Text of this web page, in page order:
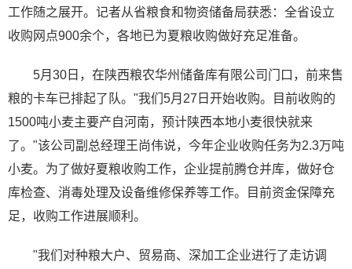
工作随之展开。记者从省粮食和物资储备局获悉：全省设立
收购网点900余个，各地已为夏粮收购做好充足准备。
5月30日，在陕西粮农华州储备库有限公司门口，前来售
粮的卡车已排起了队。"我们5月27日开始收购。目前收购的
1500吨小麦主要产自河南，预计陕西本地小麦很快就来
了。"该公司副总经理王尚伟说，今年企业收购任务为2.3万吨
小麦。为了做好夏粮收购工作，企业提前腾仓并库，做好仓
库检查、消毒处理及设备维修保养等工作。目前资金保障充
足，收购工作进展顺利。
"我们对种粮大户、贸易商、深加工企业进行了走访调